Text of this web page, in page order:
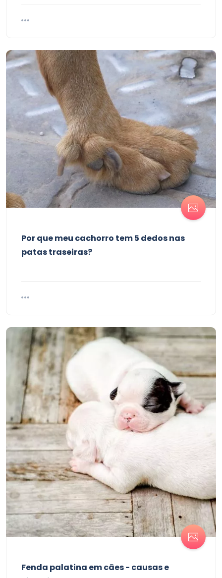
Por que meu cachorro tem 5 dedos nas
patas traseiras?
Fenda palatina em cães - causas e